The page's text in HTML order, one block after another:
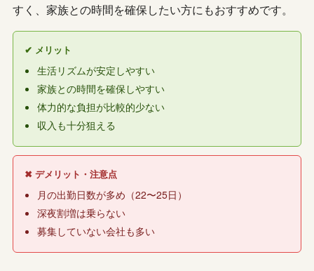
すく、家族との時間を確保したい方にもおすすめです。
✔ メリット
生活リズムが安定しやすい
家族との時間を確保しやすい
体力的な負担が比較的少ない
収入も十分狙える
✖ デメリット・注意点
月の出勤日数が多め（22〜25日）
深夜割増は乗らない
募集していない会社も多い